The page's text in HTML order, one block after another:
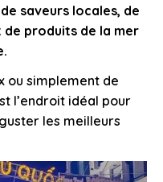
saveurs locales, de
produits de la mer
ou simplement de
l’endroit idéal pour
les meilleurs